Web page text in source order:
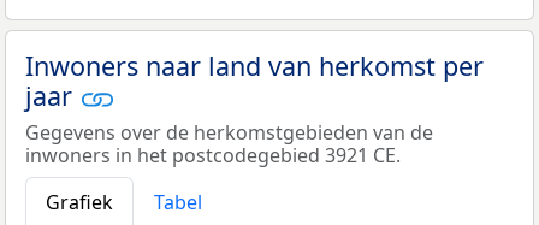
Inwoners naar land van herkomst per
jaar
Gegevens over de herkomstgebieden van de
inwoners in het postcodegebied 3921 CE.
Grafiek
Tabel